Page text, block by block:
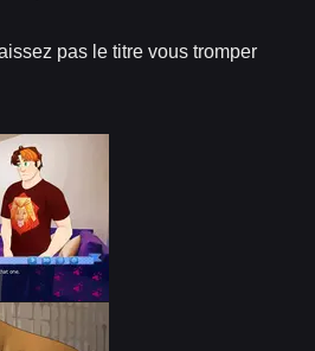
pas le titre vous tromper